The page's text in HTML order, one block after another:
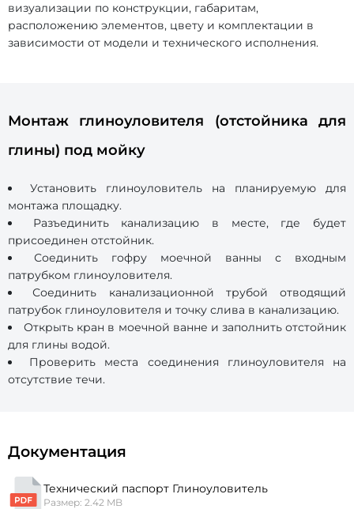
визуализации по конструкции, габаритам,
расположению элементов, цвету и комплектации в
зависимости от модели и технического исполнения.
Монтаж глиноуловителя (отстойника для
глины) под мойку
Установить глиноуловитель на планируемую для
монтажа площадку.
Разъединить канализацию в месте, где будет
присоединен отстойник.
Соединить гофру моечной ванны с входным
патрубком глиноуловителя.
Соединить канализационной трубой отводящий
патрубок глиноуловителя и точку слива в канализацию.
Открыть кран в моечной ванне и заполнить отстойник
для глины водой.
Проверить места соединения глиноуловителя на
отсутствие течи.
Документация
Технический паспорт Глиноуловитель
Размер: 2.42 MB